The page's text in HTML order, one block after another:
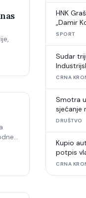
HNK
„Damir
SPORT
Sudar
CRNA
Smotra
sjećanje
DRUŠTVO
Kupio
potpis
CRNA